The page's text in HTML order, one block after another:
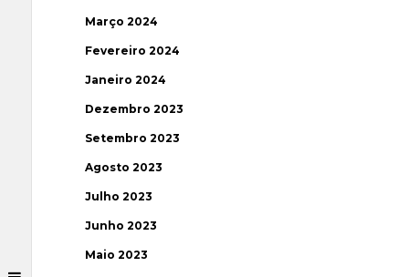
Março 2024
Fevereiro 2024
Janeiro 2024
Dezembro 2023
Setembro 2023
Agosto 2023
Julho 2023
Junho 2023
Maio 2023